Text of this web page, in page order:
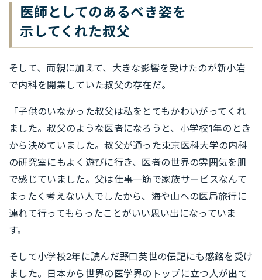
医師としてのあるべき姿を
示してくれた叔父
そして、両親に加えて、大きな影響を受けたのが新小岩
で内科を開業していた叔父の存在だ。
「子供のいなかった叔父は私をとてもかわいがってくれ
ました。叔父のような医者になろうと、小学校1年のとき
から決めていました。叔父が通った東京医科大学の内科
の研究室にもよく遊びに行き、医者の世界の雰囲気を肌
で感じていました。父は仕事一筋で家族サービスなんて
まったく考えない人でしたから、海や山への医局旅行に
連れて行ってもらったことがいい思い出になっていま
す。
そして小学校2年に読んだ野口英世の伝記にも感銘を受け
ました。日本から世界の医学界のトップに立つ人が出て